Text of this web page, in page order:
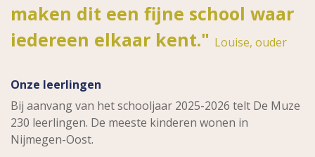
maken dit een fijne school waar
iedereen elkaar kent." Louise, ouder
Onze leerlingen
Bij aanvang van het schooljaar 2025-2026 telt De Muze
230 leerlingen. De meeste kinderen wonen in
Nijmegen-Oost.